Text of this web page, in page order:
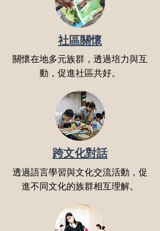
社區關懷
關懷在地多元族群，透過培力與互
動，促進社區共好。
跨文化對話
透過語言學習與文化交流活動，促
進不同文化的族群相互理解。